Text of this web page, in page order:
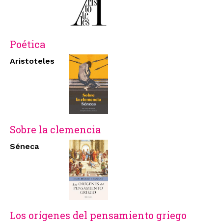
Poética
Aristoteles
Sobre la clemencia
Séneca
Los orígenes del pensamiento griego